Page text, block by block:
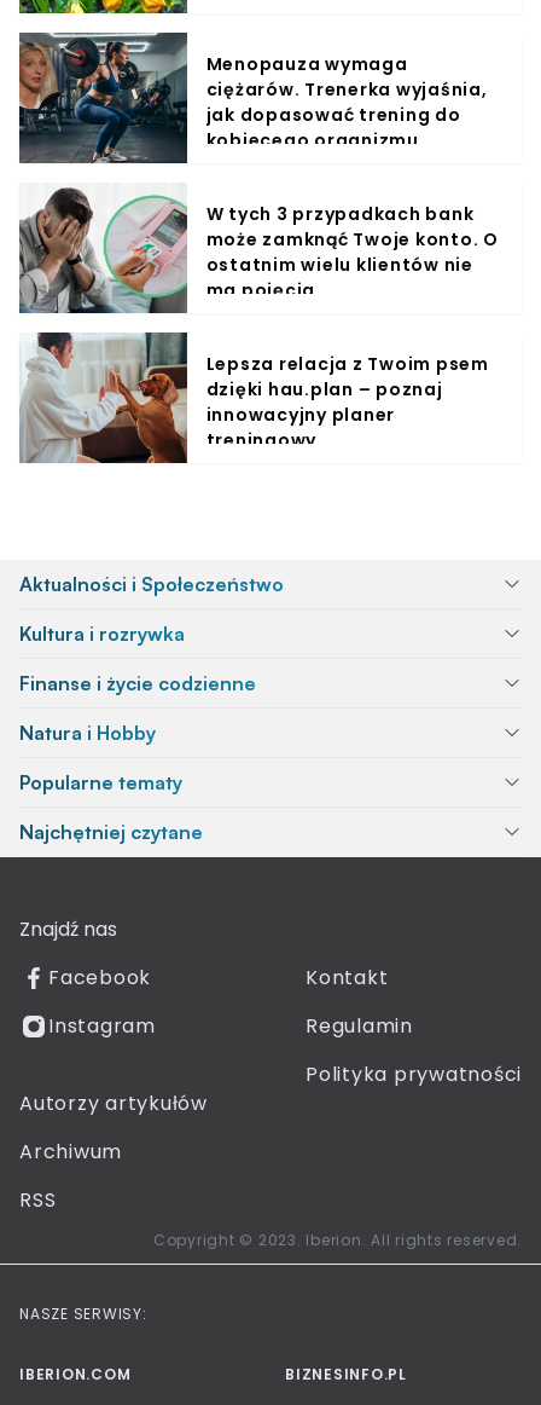
Menopauza wymaga
ciężarów. Trenerka wyjaśnia,
jak dopasować trening do
kobiecego organizmu
W tych 3 przypadkach bank
może zamknąć Twoje konto. O
ostatnim wielu klientów nie
ma pojęcia
Lepsza relacja z Twoim psem
dzięki hau.plan – poznaj
innowacyjny planer
treningowy
Aktualności i Społeczeństwo
Kultura i rozrywka
Finanse i życie codzienne
Natura i Hobby
Popularne tematy
Najchętniej czytane
Znajdź nas
Facebook
Instagram
Kontakt
Regulamin
Polityka prywatności
Autorzy artykułów
Archiwum
RSS
Copyright © 2023. Iberion. All rights reserved.
NASZE SERWISY:
IBERION.COM BIZNESINFO.PL